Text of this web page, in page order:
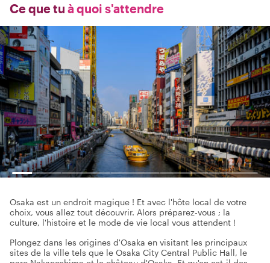
Ce que tu à quoi s'attendre
Osaka est un endroit magique ! Et avec l'hôte local de votre
choix, vous allez tout découvrir. Alors préparez-vous ; la
culture, l'histoire et le mode de vie local vous attendent !
Plongez dans les origines d'Osaka en visitant les principaux
sites de la ville tels que le Osaka City Central Public Hall, le